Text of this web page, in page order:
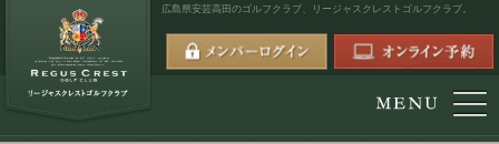
広島県安芸高田のゴルフクラブ、 リージャスクレストゴルフクラブ。